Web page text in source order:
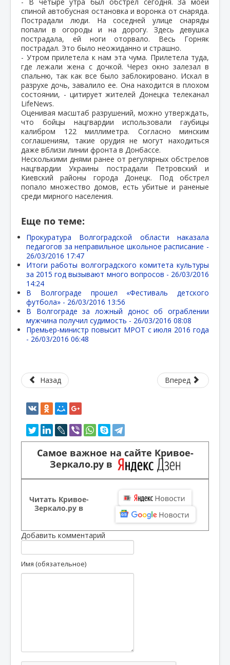
спиной автобусная остановка и воронка от снаряда.
Пострадали люди. На соседней улице снаряды
попали в огороды и на дорогу. Здесь девушка
пострадала, ей ноги оторвало. Весь Горняк
пострадал. Это было неожиданно и страшно.
- Утром прилетела к нам эта чума. Прилетела туда,
где лежали жена с дочкой. Через окно залезал в
спальню, так как все было заблокировано. Искал в
разрухе дочь, завалило ее. Она находится в плохом
состоянии, - цитирует жителей Донецка телеканал
LifeNews.
Оценивая масштаб разрушений, можно утверждать,
что бойцы нацгвардии использовали гаубицы
калибром 122 миллиметра. Согласно минским
соглашениям, такие орудия не могут находиться
даже вблизи линии фронта в Донбассе.
Несколькими днями ранее от регулярных обстрелов
нацгвардии Украины пострадали Петровский и
Киевский районы города Донецк. Под обстрел
попало множество домов, есть убитые и раненые
среди мирного населения.
Еще по теме:
Прокуратура Волгоградской области наказала
педагогов за неправильное школьное расписание -
26/03/2016 17:47
Итоги работы волгоградского комитета культуры
за 2015 год вызывают много вопросов - 26/03/2016
14:24
В Волгограде прошел «Фестиваль детского
футбола» - 26/03/2016 13:56
В Волгограде за ложный донос об ограблении
мужчина получил судимость - 26/03/2016 08:08
Премьер-министр повысит МРОТ с июля 2016 года
- 26/03/2016 06:48
Назад Вперед
Самое важное на сайте Кривое-
Зеркало.ру в
Читать Кривое-
Зеркало.ру в
Добавить комментарий
Имя (обязательное)